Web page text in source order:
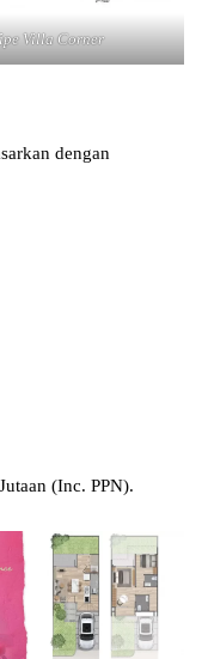
Villa Corner
dengan
(Inc. PPN).